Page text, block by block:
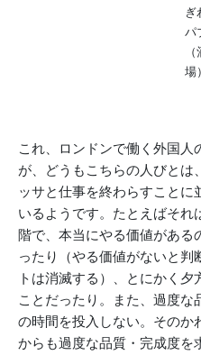
ぎ
パ
場
これ、ロンドンで働く外国人
が、どうもこちらの人びとは
ッサと仕事を終わらすこと
いるようです。たとえばそれ
階で、本当にやる価値がある
ったり（やる価値がないと判
トは消滅する）、とにかく夕
ことだったり。また、過度な
の時間を投入しない。そのか
からも過度な品質・完成度を